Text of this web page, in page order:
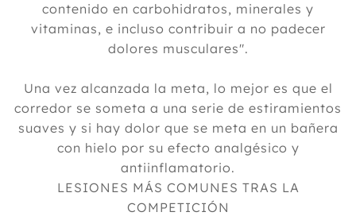
contenido en carbohidratos, minerales y
vitaminas, e incluso contribuir a no padecer
dolores musculares".
Una vez alcanzada la meta, lo mejor es que el
corredor se someta a una serie de estiramientos
suaves y si hay dolor que se meta en un bañera
con hielo por su efecto analgésico y
antiinflamatorio.
LESIONES MÁS COMUNES TRAS LA
COMPETICIÓN